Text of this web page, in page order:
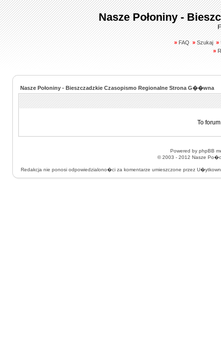
Nasze Połoniny -
» FAQ » Szukaj »
»
Nasze Połoniny - Bieszczadzkie Czasopismo Regionalne Strona G��wna
To
Powered by phpBB
© 2003 - 2012 Nasze
Redakcja nie ponosi odpowiedzialono�ci za komentarze umieszczone przez